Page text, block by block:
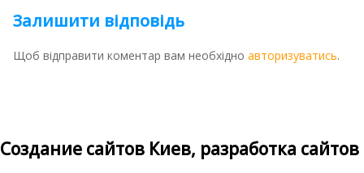
Залишити відповідь
Щоб відправити коментар вам необхідно авторизуватись.
Создание сайтов Киев, разработка сайтов